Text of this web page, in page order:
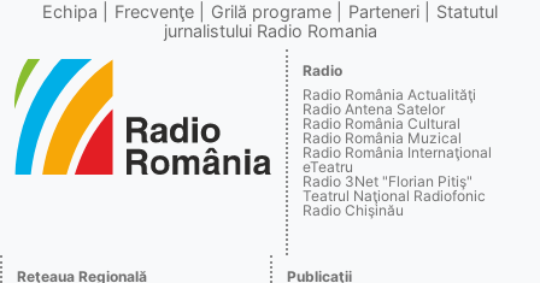
Echipa Frecvenţe Grilă programe Parteneri
Statutul
jurnalistului Radio Romania
Radio
Radio România Actualităţi
Radio Antena Satelor
Radio România Cultural
Radio România Muzical
Radio România Internaţional
eTeatru
Radio 3Net "Florian Pitiş"
Teatrul Naţional Radiofonic
Radio Chişinău
Reţeaua Regională Publicaţii